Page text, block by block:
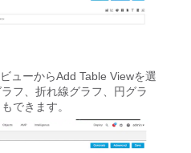
ューからAdd Table Viewを選
フ、折れ線グラフ、円グラ
できます。